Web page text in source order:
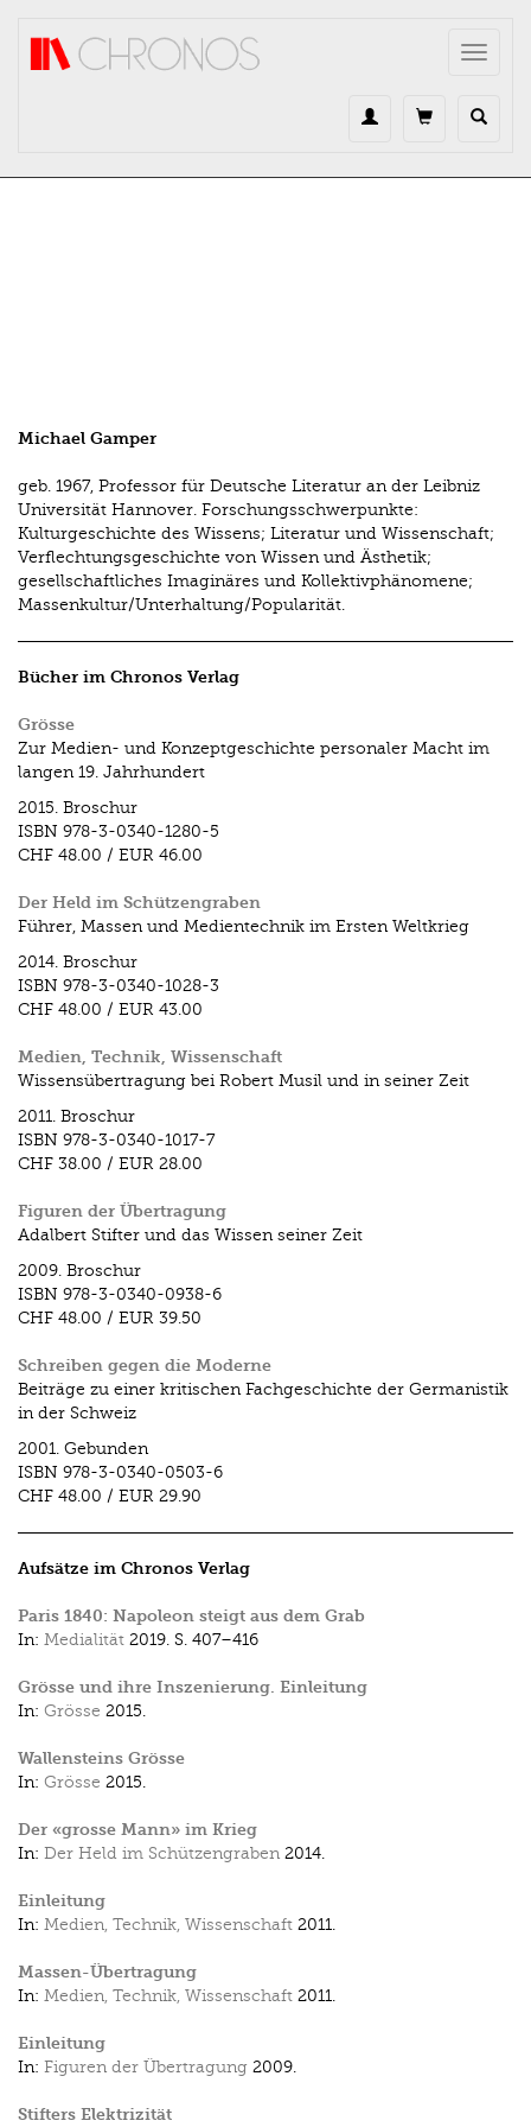
Toggle
Michael Gamper
geb. 1967, Professor für Deutsche Literatur an der Leibniz
Universität Hannover. Forschungsschwerpunkte:
Kulturgeschichte des Wissens; Literatur und Wissenschaft;
Verflechtungsgeschichte von Wissen und Ästhetik;
gesellschaftliches Imaginäres und Kollektivphänomene;
Massenkultur/Unterhaltung/Popularität.
Bücher im Chronos Verlag
Grösse
Zur Medien- und Konzeptgeschichte personaler Macht im
langen 19. Jahrhundert
2015. Broschur
ISBN 978-3-0340-1280-5
CHF 48.00 / EUR 46.00
Der Held im Schützengraben
Führer, Massen und Medientechnik im Ersten Weltkrieg
2014. Broschur
ISBN 978-3-0340-1028-3
CHF 48.00 / EUR 43.00
Medien, Technik, Wissenschaft
Wissensübertragung bei Robert Musil und in seiner Zeit
2011. Broschur
ISBN 978-3-0340-1017-7
CHF 38.00 / EUR 28.00
Figuren der Übertragung
Adalbert Stifter und das Wissen seiner Zeit
2009. Broschur
ISBN 978-3-0340-0938-6
CHF 48.00 / EUR 39.50
Schreiben gegen die Moderne
Beiträge zu einer kritischen Fachgeschichte der Germanistik
in der Schweiz
2001. Gebunden
ISBN 978-3-0340-0503-6
CHF 48.00 / EUR 29.90
Aufsätze im Chronos Verlag
Paris 1840: Napoleon steigt aus dem Grab
In: Medialität 2019. S. 407–416
Grösse und ihre Inszenierung. Einleitung
In: Grösse 2015.
Wallensteins Grösse
In: Grösse 2015.
Der «grosse Mann» im Krieg
In: Der Held im Schützengraben 2014.
Einleitung
In: Medien, Technik, Wissenschaft 2011.
Massen-Übertragung
In: Medien, Technik, Wissenschaft 2011.
Einleitung
In: Figuren der Übertragung 2009.
Stifters Elektrizität